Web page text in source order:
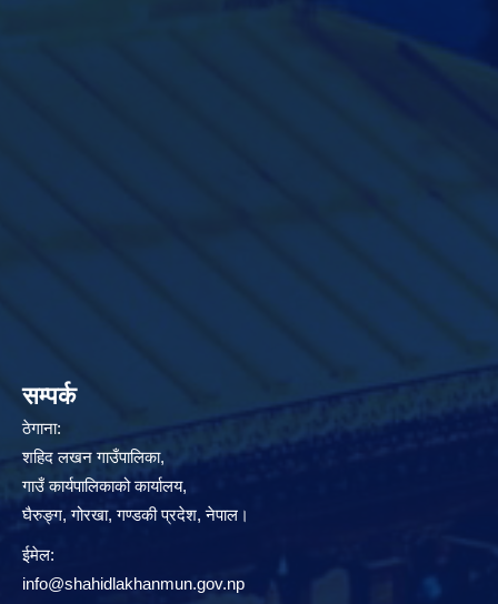
सम्पर्क
ठेगाना:
शहिद लखन गाउँपालिका,
गाउँ कार्यपालिकाको कार्यालय,
घैरुङ्ग, गोरखा, गण्डकी प्रदेश, नेपाल।
ईमेल:
info@shahidlakhanmun.gov.np